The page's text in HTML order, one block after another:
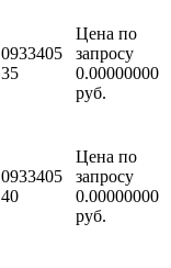
0933405
35
Цена по
запросу
0.00000000
руб.
0933405
40
Цена по
запросу
0.00000000
руб.